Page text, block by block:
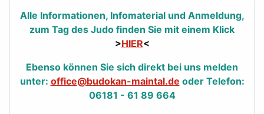
Alle Informationen, Infomaterial und Anmeldung,
zum Tag des Judo finden Sie mit einem Klick
>HIER<
Ebenso können Sie sich direkt bei uns melden
unter: office@budokan-maintal.de oder Telefon:
06181 - 61 89 664